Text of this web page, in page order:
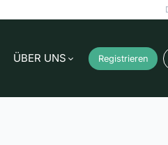
ÜBER UNS Registrieren